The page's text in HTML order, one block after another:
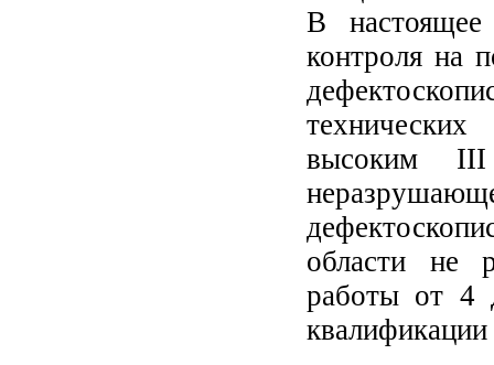
В
контроля на
высоким III
области не
работы от 4